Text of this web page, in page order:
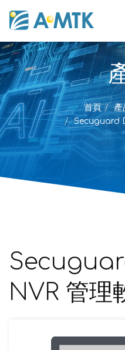
首頁 產
Secuguard
NVR 管理